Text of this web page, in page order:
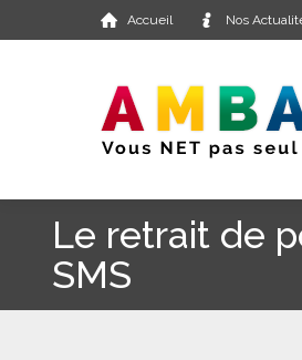
Accueil Nos
Le retrait de
SMS